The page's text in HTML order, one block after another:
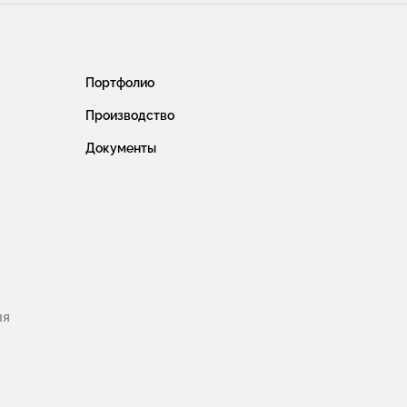
Портфолио
Производство
Документы